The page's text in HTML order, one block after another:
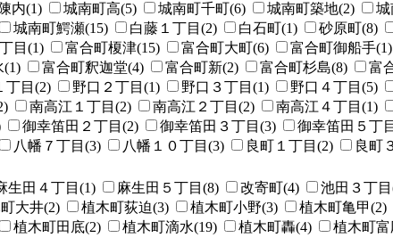
内(1) 城南町高(5) 城南町千町(6) 城南町築地(2) 城
城南町鰐瀬(15) 白藤１丁目(2) 白石町(1) 砂原町(8)
目(1) 富合町榎津(15) 富合町大町(6) 富合町御船手(1)
(1) 富合町釈迦堂(4) 富合町新(2) 富合町杉島(8) 富
丁目(2) 野口２丁目(1) 野口３丁目(1) 野口４丁目(5)
南高江１丁目(2) 南高江２丁目(2) 南高江４丁目(1)
御幸笛田２丁目(2) 御幸笛田３丁目(3) 御幸笛田５丁
八幡７丁目(3) 八幡１０丁目(3) 良町１丁目(2) 良町
生田４丁目(1) 麻生田５丁目(8) 改寄町(4) 池田３丁
大井(2) 植木町荻迫(3) 植木町小野(3) 植木町亀甲(2)
植木町田底(2) 植木町滴水(19) 植木町轟(4) 植木町富